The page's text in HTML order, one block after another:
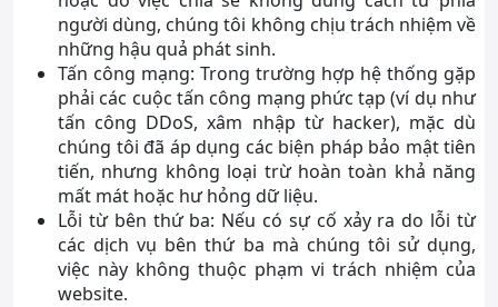
người dùng, chúng tôi không chịu trách nhiệm về
những hậu quả phát sinh.
Tấn công mạng: Trong trường hợp hệ thống gặp
phải các cuộc tấn công mạng phức tạp (ví dụ như
tấn công DDoS, xâm nhập từ hacker), mặc dù
chúng tôi đã áp dụng các biện pháp bảo mật tiên
tiến, nhưng không loại trừ hoàn toàn khả năng
mất mát hoặc hư hỏng dữ liệu.
Lỗi từ bên thứ ba: Nếu có sự cố xảy ra do lỗi từ
các dịch vụ bên thứ ba mà chúng tôi sử dụng,
việc này không thuộc phạm vi trách nhiệm của
website.